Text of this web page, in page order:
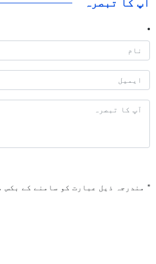
آپ کا تبصرہ
* مندرجہ ذیل عبارت کو سامنے کے بکس